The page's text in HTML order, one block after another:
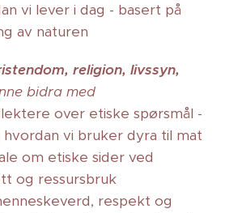
vi lever i dag - basert på
av naturen
religion, livssyn,
bidra med
over etiske spørsmål -
vi bruker dyra til mat
om etiske sider ved
og ressursbruk
respekt og